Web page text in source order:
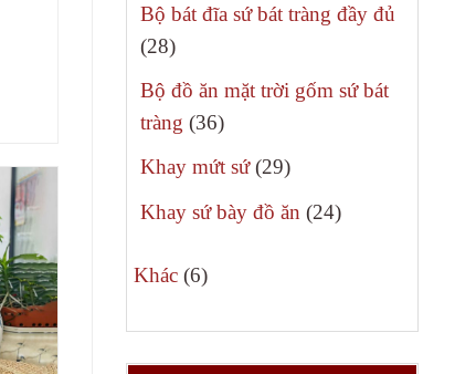
phẩm
Bộ bát đĩa sứ bát tràng đầy đủ
2828
sản
Bộ đồ ăn mặt trời gốm sứ bát
tràng
3636
phẩm
Khay mứt sứ 2929
phẩm
Khay sứ bày đồ ăn 2424
Khác 66
phẩm